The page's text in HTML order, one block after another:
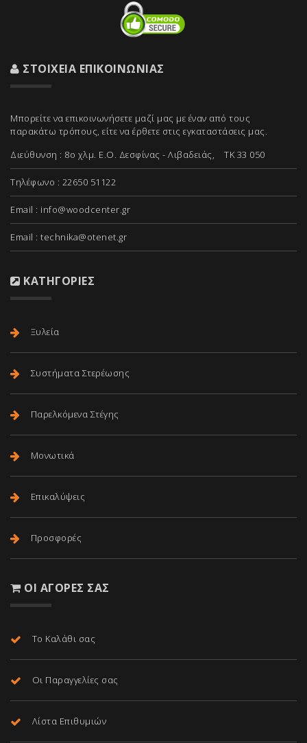
ΣΤΟΙΧΕΊΑ ΕΠΙΚΟΙΝΩΝΊΑΣ
Μπορείτε να επικοινωνήσετε μαζί μας με έναν από τους
παρακάτω τρόπους, είτε να έρθετε στις εγκαταστάσεις μας.
Διεύθυνση : 8ο χλμ. Ε.Ο. Δεσφίνας - Λιβαδειάς, ΤΚ 33 050
Τηλέφωνο : 22650 51122
Email : info@woodcenter.gr
Email : technika@otenet.gr
ΚΑΤΗΓΟΡΊΕΣ
Ξυλεία
Συστήματα Στερέωσης
Παρελκόμενα Στέγης
Μονωτικά
Επικαλύψεις
Προσφορές
ΟΙ ΑΓΟΡΈΣ ΣΑΣ
Το Καλάθι σας
Οι Παραγγελίες σας
Λίστα Επιθυμιών